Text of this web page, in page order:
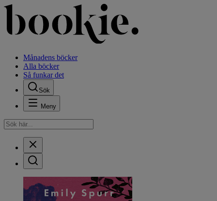
Månadens böcker
Alla böcker
Så funkar det
Sök
Meny